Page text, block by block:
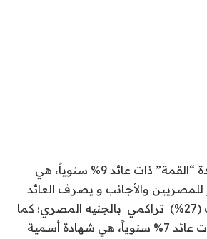
“القمة” ذات عائد 9 % سنوياً، هي
والأجانب و يصرف العائد
%) تراكمي بالجنيه المصري؛ كما
عائد 7
% سنوياً، هي شهادة أسمية